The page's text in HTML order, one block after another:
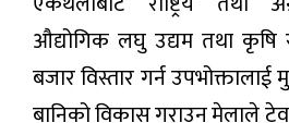
औद्योगिक लघु उद्यम तथा कृषि
बजार विस्तार गर्न
बानिको विकास गराउन मेलाले